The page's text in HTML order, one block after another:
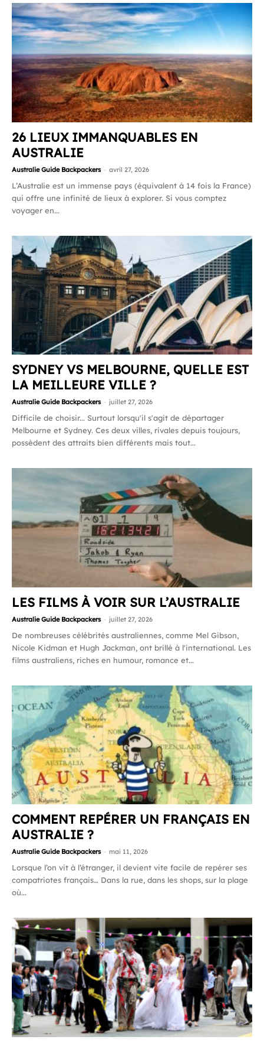
26 LIEUX IMMANQUABLES EN
AUSTRALIE
Australie Guide Backpackers - avril 27, 2026
L’Australie est un immense pays (équivalent à 14 fois la France)
qui offre une infinité de lieux à explorer. Si vous comptez
voyager en...
SYDNEY VS MELBOURNE, QUELLE EST
LA MEILLEURE VILLE ?
Australie Guide Backpackers - juillet 27, 2026
Difficile de choisir... Surtout lorsqu'il s'agit de départager
Melbourne et Sydney. Ces deux villes, rivales depuis toujours,
possèdent des attraits bien différents mais tout...
LES FILMS À VOIR SUR L’AUSTRALIE
Australie Guide Backpackers - juillet 27, 2026
De nombreuses célébrités australiennes, comme Mel Gibson,
Nicole Kidman et Hugh Jackman, ont brillé à l'international. Les
films australiens, riches en humour, romance et...
COMMENT REPÉRER UN FRANÇAIS EN
AUSTRALIE ?
Australie Guide Backpackers - mai 11, 2026
Lorsque l’on vit à l’étranger, il devient vite facile de repérer ses
compatriotes français… Dans la rue, dans les shops, sur la plage
où...